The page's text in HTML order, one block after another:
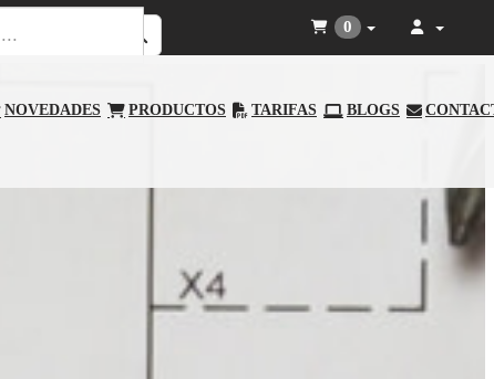
NOVEDADES PRODUCTOS TARIFAS BLOGS
0